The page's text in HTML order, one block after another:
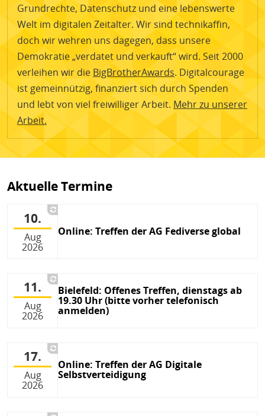
Grundrechte, Datenschutz und eine lebenswerte
Welt im digitalen Zeitalter. Wir sind technikaffin,
doch wir wehren uns dagegen, dass unsere
Demokratie „verdatet und verkauft“ wird. Seit 2000
verleihen wir die BigBrotherAwards. Digitalcourage
ist gemeinnützig, finanziert sich durch Spenden
und lebt von viel freiwilliger Arbeit. Mehr zu unserer
Arbeit.
Aktuelle Termine
10.
Aug
2026
Online: Treffen der AG Fediverse global
11.
Aug
2026
Bielefeld: Offenes Treffen, dienstags ab
19.30 Uhr (bitte vorher telefonisch
anmelden)
17.
Aug
2026
Online: Treffen der AG Digitale
Selbstverteidigung